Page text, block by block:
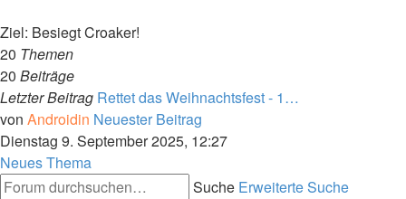
Ziel: Besiegt Croaker!
20 Themen
20 Beiträge
Letzter Beitrag Rettet das Weihnachtsfest - 1…
von Androidin Neuester Beitrag
Dienstag 9. September 2025, 12:27
Neues Thema
Suche Erweiterte Suche